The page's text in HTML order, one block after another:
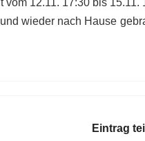
wieder nach Hause
Eintrag